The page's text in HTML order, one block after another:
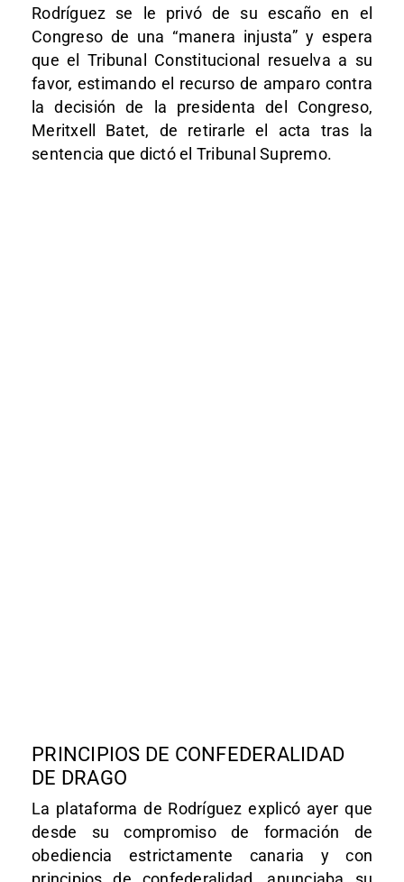
Rodríguez se le privó de su escaño en el
Congreso de una “manera injusta” y espera
que el Tribunal Constitucional resuelva a su
favor, estimando el recurso de amparo contra
la decisión de la presidenta del Congreso,
Meritxell Batet, de retirarle el acta tras la
sentencia que dictó el Tribunal Supremo.
PRINCIPIOS DE CONFEDERALIDAD
DE DRAGO
La plataforma de Rodríguez explicó ayer que
desde su compromiso de formación de
obediencia estrictamente canaria y con